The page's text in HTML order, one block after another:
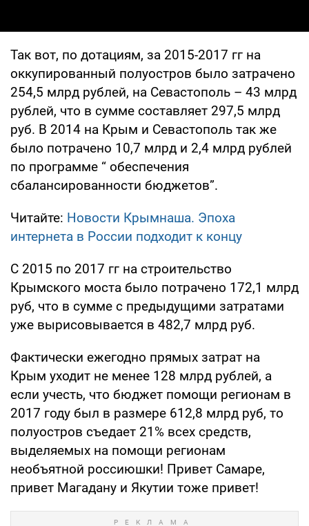
Так вот, по дотациям, за 2015-2017 гг на
оккупированный полуостров было затрачено
254,5 млрд рублей, на Севастополь – 43 млрд
рублей, что в сумме составляет 297,5 млрд
руб. В 2014 на Крым и Севастополь так же
было потрачено 10,7 млрд и 2,4 млрд рублей
по программе “ обеспечения
сбалансированности бюджетов”.
Читайте: Новости Крымнаша. Эпоха
интернета в России подходит к концу
С 2015 по 2017 гг на строительство
Крымского моста было потрачено 172,1 млрд
руб, что в сумме с предыдущими затратами
уже вырисовывается в 482,7 млрд руб.
Фактически ежегодно прямых затрат на
Крым уходит не менее 128 млрд рублей, а
если учесть, что бюджет помощи регионам в
2017 году был в размере 612,8 млрд руб, то
полуостров съедает 21% всех средств,
выделяемых на помощи регионам
необъятной россиюшки! Привет Самаре,
привет Магадану и Якутии тоже привет!